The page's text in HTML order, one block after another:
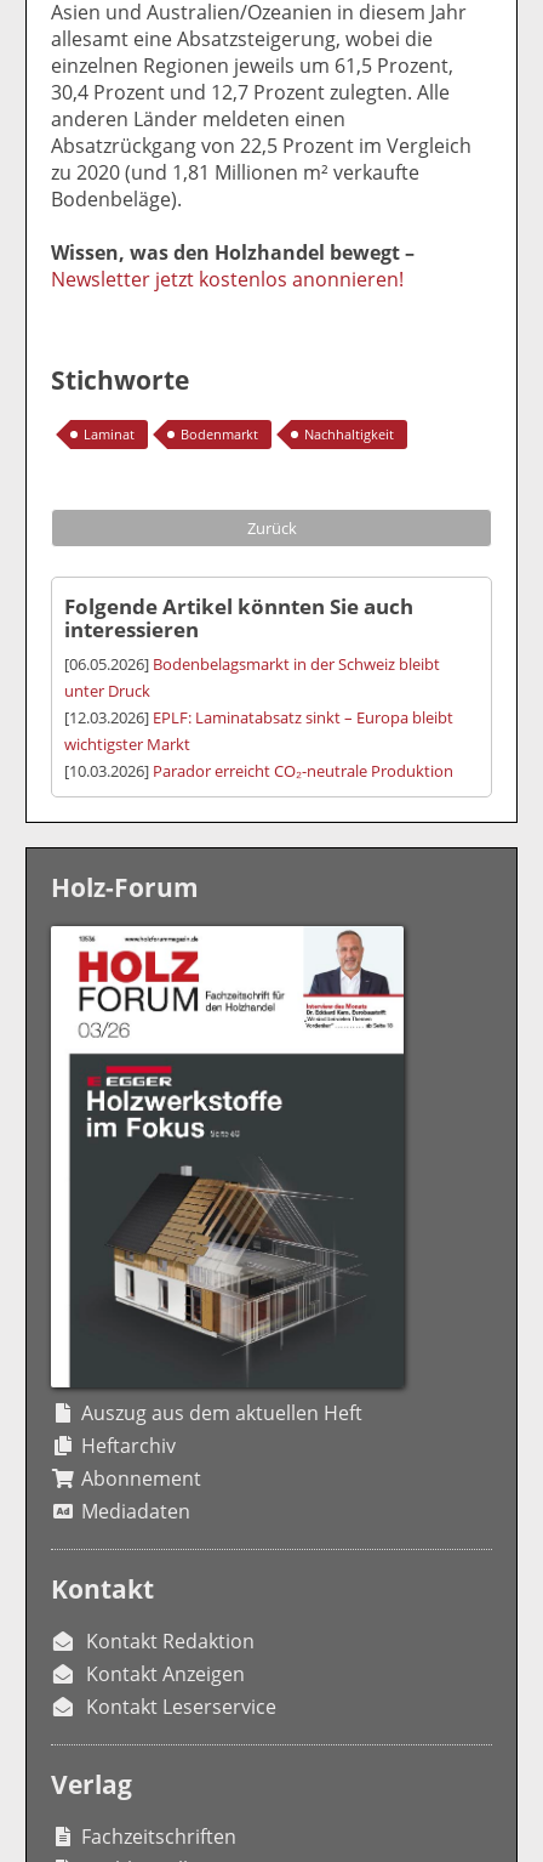
Asien und Australien/Ozeanien in diesem Jahr
allesamt eine Absatzsteigerung, wobei die
einzelnen Regionen jeweils um 61,5 Prozent,
30,4 Prozent und 12,7 Prozent zulegten. Alle
anderen Länder meldeten einen
Absatzrückgang von 22,5 Prozent im Vergleich
zu 2020 (und 1,81 Millionen m² verkaufte
Bodenbeläge).
Wissen, was den Holzhandel bewegt –
Newsletter jetzt kostenlos anonnieren!
Stichworte
Laminat Bodenmarkt Nachhaltigkeit
Zurück
Folgende Artikel könnten Sie auch
interessieren
[06.05.2026] Bodenbelagsmarkt in der Schweiz bleibt
unter Druck
[12.03.2026] EPLF: Laminatabsatz sinkt – Europa bleibt
wichtigster Markt
[10.03.2026] Parador erreicht CO₂-neutrale Produktion
Holz-Forum
Auszug aus dem aktuellen Heft
Heftarchiv
Abonnement
Mediadaten
Kontakt
Kontakt Redaktion
Kontakt Anzeigen
Kontakt Leserservice
Verlag
Fachzeitschriften